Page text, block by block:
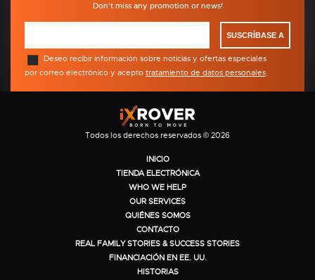
Don't miss any promotion or news!
SUSCRÍBASE A
Deseo recibir información sobre noticias y ofertas especiales
por correo electrónico y acepto tratamiento de datos personales.
Todos los derechos reservados © 2026
INICIO
TIENDA ELECTRÓNICA
WHO WE HELP
OUR SERVICES
QUIÉNES SOMOS
CONTACTO
REAL FAMILY STORIES & SUCCESS STORIES
FINANCIACIÓN EN EE. UU.
HISTORIAS